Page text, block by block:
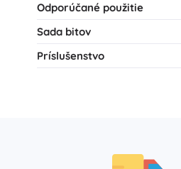
Odporúčané použitie
Sada bitov
Príslušenstvo